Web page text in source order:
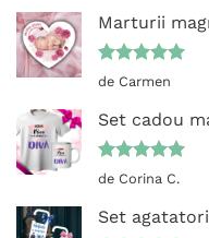
Marturii
Evaluat la
de Carmen
Set cadou
Evaluat la
de Corina C.
Set